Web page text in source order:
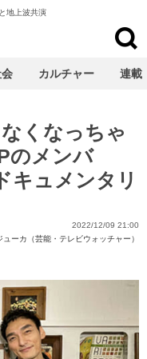
地上波共演
くなっちゃ
のメンバ
キュメンタリ
2022/12/09 21:00
ューカ（芸能・テレビウォッチャー）
カルチャー 連載